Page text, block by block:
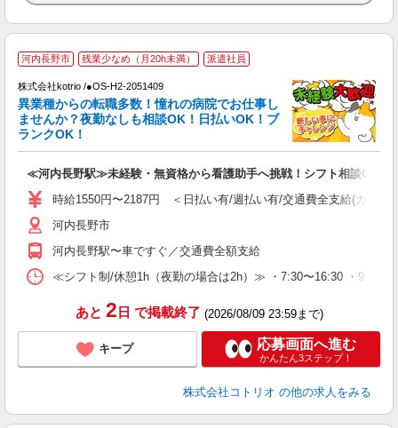
河内長野市 残業少なめ（月20h未満） 派遣社員
株式会社kotrio /●OS-H2-2051409
異業種からの転職多数！憧れの病院でお仕事し
ませんか？夜勤なしも相談OK！日払いOK！ブ
ランクOK！
≪河内長野駅≫未経験・無資格から看護助手へ挑戦！シフト相談OK♪
時給1550円〜2187円 ＜日払い有/週払い有/交通費全支給(ガソリ
河内長野市
河内長野駅〜車ですぐ／交通費全額支給
≪シフト制/休憩1h（夜勤の場合は2h）≫ ・7:30〜16:30 ・9:00
あと 2 日 で掲載終了 (2026/08/09 23:59まで)
キープ 応募画面へ進む
かんたん3ステップ！
株式会社コトリオ の他の求人をみる